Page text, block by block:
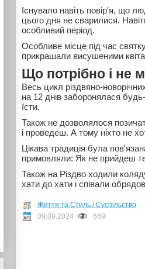
Існувало навіть повір'я, що
цього дня не сварилися.
особливий період.
Особливе місце під час
прикрашали висушеними
Що потрібно і не
Весь цикл різдвяно-
на 12 днів заборонялася
їсти.
Також не дозволялося
і проведеш. А тому ніхто не
Цікава традиція була
примовляли: Як не прийдеш
Також на Різдво ходили
хати до хати і співали
Життя та Стиль / Суспільство
09.09.2024
669